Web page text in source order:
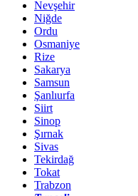
Nevşehir
Niğde
Ordu
Osmaniye
Rize
Sakarya
Samsun
Şanlıurfa
Siirt
Sinop
Şırnak
Sivas
Tekirdağ
Tokat
Trabzon